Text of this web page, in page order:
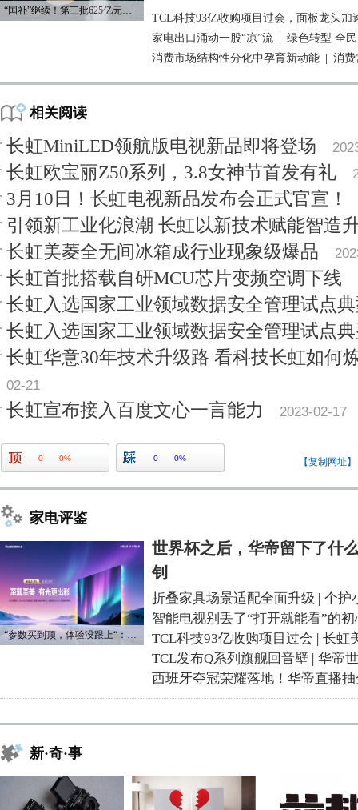
“国补”继续！第三批625亿元资金已下达
TCL科技93亿收购项目过会，面板龙头加
家电出口涌动一股“凉”流
绿色转型 全
消费市场结构性分化中孕育新动能
消费
相关阅读
长虹MiniLED领航版电视新品即将登场
长虹欧宝丽Z50系列，3.8女神节首发有礼
3月10日！长虹电视新品发布会正式官宣！
引领新工业化浪潮 长虹以新技术赋能智造
长虹美菱全无间冰箱成行业现象级爆品
长虹首批搭载自研MCU芯片变频空调下线
长虹入选国家工业领域数据安全管理试点
长虹入选国家工业领域数据安全管理试点
长虹华意30年技术升级路 看科技长虹如何
02-21
长虹宣布接入百度文心一言能力 2023-02-17
0 0% 0 0% 【复制网址】
家电评鉴
“参数买到顶，体验没跟上“：长虹追光Q70S给高端电视打了个样
世界杯之后，华帝留下了什
钊
折叠家具场景适配全面升级 | 个护
智能电视别丢了“打开就能看”的初
TCL科技93亿收购项目过会 | 长虹
TCL发布Q系列旗舰回音壁 | 华帝
西班牙夺冠荣耀落地！华帝直播
新·奇·事